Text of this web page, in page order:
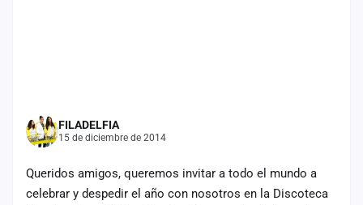
FILADELFIA
15 de diciembre de 2014
Queridos amigos, queremos invitar a todo el mundo a
celebrar y despedir el año con nosotros en la Discoteca